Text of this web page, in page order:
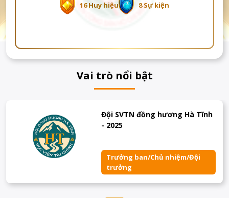
16 Huy hiệu 8 Sự kiện
Vai trò nổi bật
Đội SVTN đồng hương Hà Tĩnh
- 2025
Trưởng ban/Chủ nhiệm/Đội
trưởng